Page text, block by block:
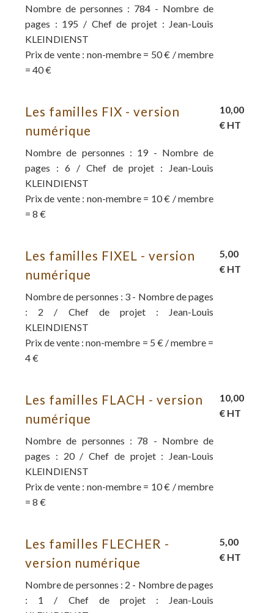
Nombre de personnes : 784 - Nombre de
pages : 195 / Chef de projet : Jean-Louis
KLEINDIENST
Prix de vente : non-membre = 50 € / membre
= 40 €
Les familles FIX - version
numérique
Nombre de personnes : 19 - Nombre de
pages : 6 / Chef de projet : Jean-Louis
KLEINDIENST
Prix de vente : non-membre = 10 € / membre
= 8 €
10,00
€ HT
Les familles FIXEL - version
numérique
Nombre de personnes : 3 - Nombre de pages
: 2 / Chef de projet : Jean-Louis
KLEINDIENST
Prix de vente : non-membre = 5 € / membre =
4 €
5,00
€ HT
Les familles FLACH - version
numérique
Nombre de personnes : 78 - Nombre de
pages : 20 / Chef de projet : Jean-Louis
KLEINDIENST
Prix de vente : non-membre = 10 € / membre
= 8 €
10,00
€ HT
Les familles FLECHER -
version numérique
Nombre de personnes : 2 - Nombre de pages
: 1 / Chef de projet : Jean-Louis
5,00
€ HT